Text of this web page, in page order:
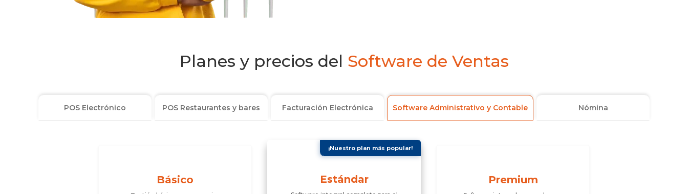
Planes y precios del Software de Ventas
POS Electrónico POS Restaurantes y bares Facturación Electrónica Software Administrativo y Contable Nómina
Básico
¡Nuestro plan más popular!
Estándar Premium